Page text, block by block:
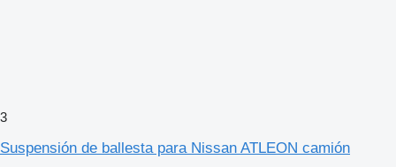
3
Suspensión de ballesta para Nissan ATLEON camión